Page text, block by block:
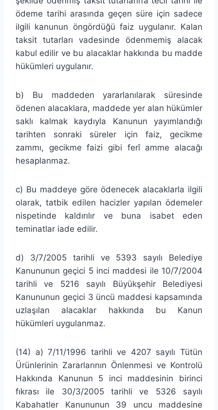
ödeme tarihi arasında geçen süre için sadece
ilgili kanunun öngördüğü faiz uygulanır. Kalan
taksit tutarları vadesinde ödenmemiş alacak
kabul edilir ve bu alacaklar hakkında bu madde
hükümleri uygulanır.
b) Bu maddeden yararlanılarak süresinde
ödenen alacaklara, maddede yer alan hükümler
saklı kalmak kaydıyla Kanunun yayımlandığı
tarihten sonraki süreler için faiz, gecikme
zammı, gecikme faizi gibi ferî amme alacağı
hesaplanmaz.
c) Bu maddeye göre ödenecek alacaklarla ilgili
olarak, tatbik edilen hacizler yapılan ödemeler
nispetinde kaldırılır ve buna isabet eden
teminatlar iade edilir.
d) 3/7/2005 tarihli ve 5393 sayılı Belediye
Kanununun geçici 5 inci maddesi ile 10/7/2004
tarihli ve 5216 sayılı Büyükşehir Belediyesi
Kanununun geçici 3 üncü maddesi kapsamında
uzlaşılan alacaklar hakkında bu Kanun
hükümleri uygulanmaz.
(14) a) 7/11/1996 tarihli ve 4207 sayılı Tütün
Ürünlerinin Zararlarının Önlenmesi ve Kontrolü
Hakkında Kanunun 5 inci maddesinin birinci
fıkrası ile 30/3/2005 tarihli ve 5326 sayılı
Kabahatler Kanununun 39 uncu maddesine